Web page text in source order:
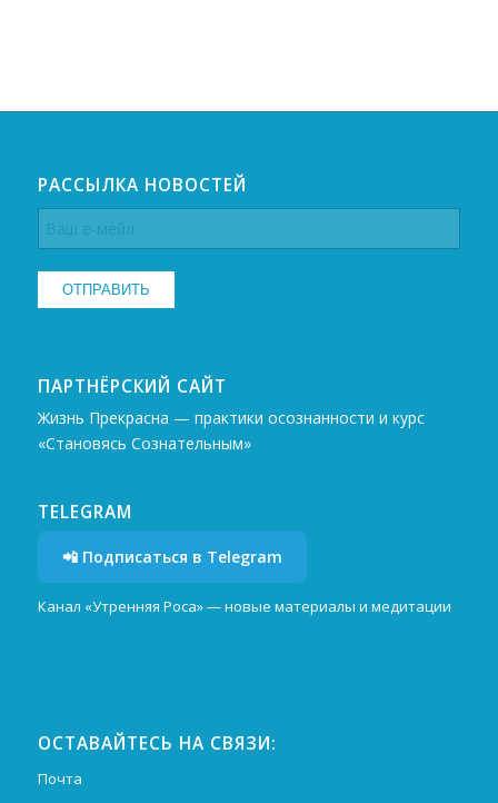
РАССЫЛКА НОВОСТЕЙ
ПАРТНЁРСКИЙ САЙТ
Жизнь Прекрасна — практики осознанности и курс
«Становясь Сознательным»
TELEGRAM
📲 Подписаться в Telegram
Канал «Утренняя Роса» — новые материалы и медитации
ОСТАВАЙТЕСЬ НА СВЯЗИ:
Почта